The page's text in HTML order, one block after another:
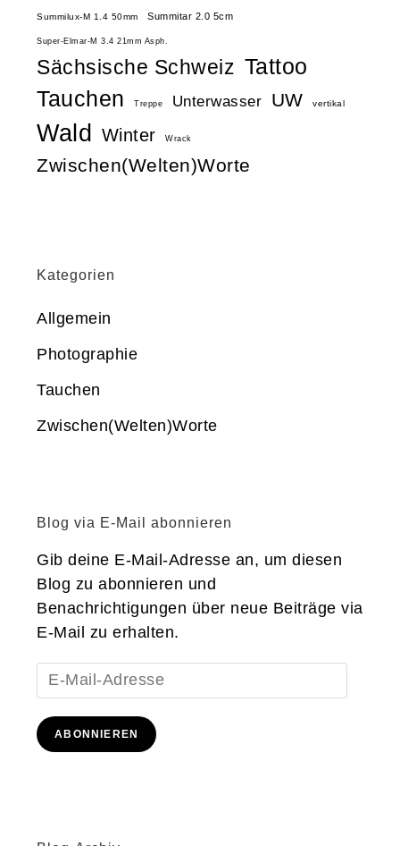
Summilux-M 1.4 50mm Summitar 2.0 5cm
Super-Elmar-M 3.4 21mm Asph.
Sächsische Schweiz Tattoo
Tauchen
Treppe Unterwasser UW vertikal
Wald Winter Wrack
Zwischen(Welten)Worte
Kategorien
Allgemein
Photographie
Tauchen
Zwischen(Welten)Worte
Blog via E-Mail abonnieren
Gib deine E-Mail-Adresse an, um diesen
Blog zu abonnieren und
Benachrichtigungen über neue Beiträge via
E-Mail zu erhalten.
E-
Mail-
Adresse
ABONNIEREN